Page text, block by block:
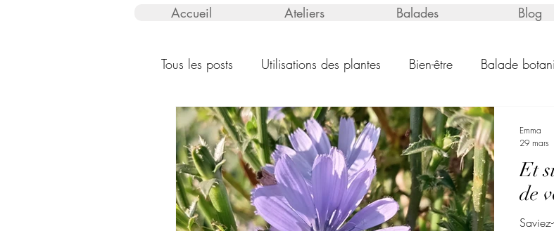
Accueil Ateliers Balades Blog
Tous les posts Utilisations des plantes Bien-être Balade
Et
de
Emma
29 mars